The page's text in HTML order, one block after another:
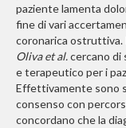
paziente lamenta
fine di vari
coronarica ostruttiva.
Oliva et al.cercano di
e terapeutico per i
Effettivamente sono
consenso con
concordano che la